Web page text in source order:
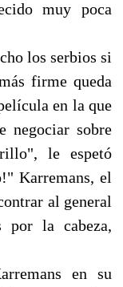
muy poca
los serbios si
firme queda
en la que
negociar sobre
le espetó
Karremans, el
al general
por la cabeza,
en su